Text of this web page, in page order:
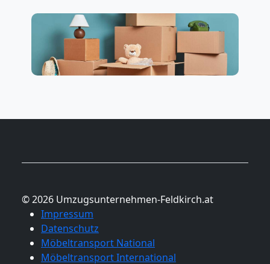
© 2026 Umzugsunternehmen-Feldkirch.at
Impressum
Datenschutz
Möbeltransport National
Möbeltransport International